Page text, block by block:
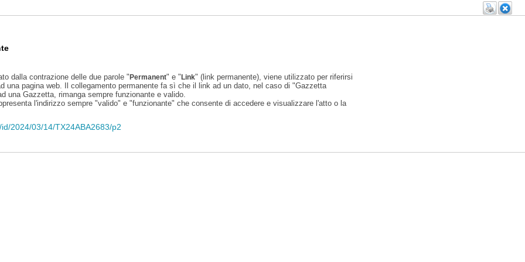
dalla contrazione delle due parole "Permanent" e "Link" (link permanente), viene utilizzato per riferirsi
una pagina web. Il collegamento permanente fa sì che il link ad un dato, nel caso di "Gazzetta
una Gazzetta, rimanga sempre funzionante e valido.
l'indirizzo sempre "valido" e "funzionante" che consente di accedere e visualizzare l'atto o la
2024/03/14/TX24ABA2683/p2